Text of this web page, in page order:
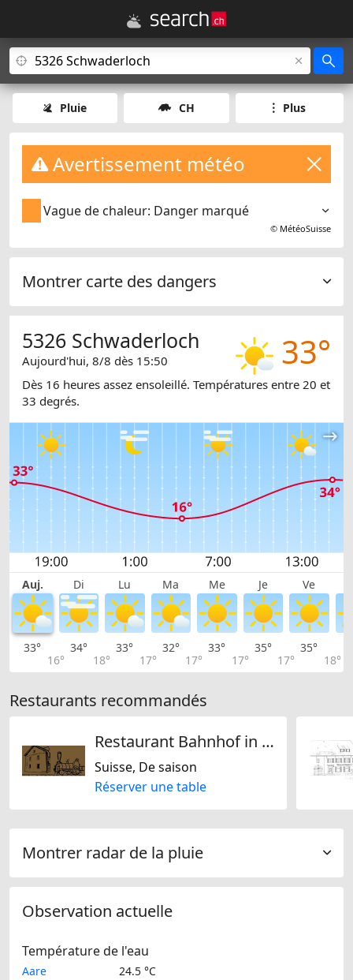
Pluie CH Plus
Avertissement météo
Vague de chaleur: Danger marqué
© MétéoSuisse
Montrer carte des dangers
33°
5326 Schwaderloch
Aujourd'hui, 8/8 dès 15:50
Dès 16 heures assez ensoleillé. Températures entre 20 et
33 degrés.
Auj. Di Lu Ma Me Je Ve
33°
16°
34°
18°
33°
17°
32°
17°
33°
17°
35°
17°
35°
18°
Restaurants recommandés
Restaurant Bahnhof in Schwaderloch
Suisse, De saison
Réserver une table
Montrer radar de la pluie
Observation actuelle
Température de l'eau
Aare
24.5 °C